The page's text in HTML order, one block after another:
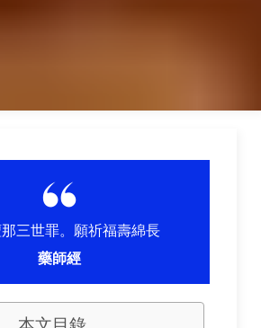
三世罪。願祈福壽綿長
藥師經